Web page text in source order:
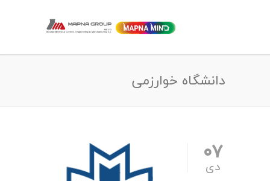
دانشگاه خوارزمی
دی
۰۷